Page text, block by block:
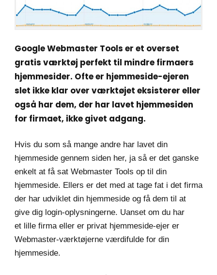
Google Webmaster Tools er et overset
gratis værktøj perfekt til mindre firmaers
hjemmesider. Ofte er hjemmeside-ejeren
slet ikke klar over værktøjet eksisterer eller
også har dem, der har lavet hjemmesiden
for firmaet, ikke givet adgang.
Hvis du som så mange andre har lavet din
hjemmeside gennem siden her, ja så er det ganske
enkelt at få sat Webmaster Tools op til din
hjemmeside. Ellers er det med at tage fat i det firma
der har udviklet din hjemmeside og få dem til at
give dig login-oplysningerne. Uanset om du har
et lille firma eller er privat hjemmeside-ejer er
Webmaster-værktøjerne værdifulde for din
hjemmeside.